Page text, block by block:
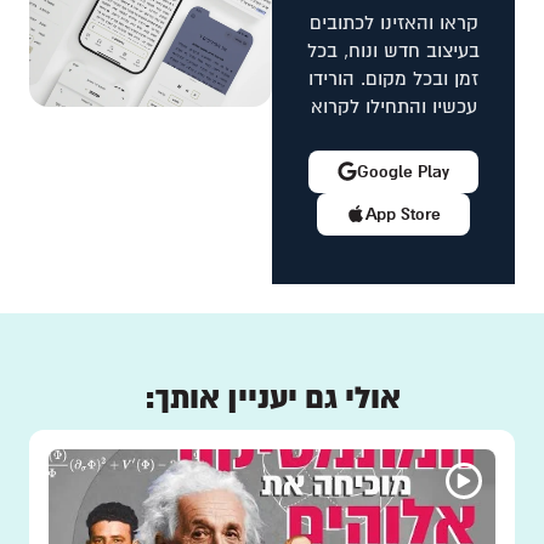
קראו והאזינו לכתובים
בעיצוב חדש ונוח, בכל
זמן ובכל מקום. הורידו
עכשיו והתחילו לקרוא
App Store
Google Play
אולי גם יעניין אותך: